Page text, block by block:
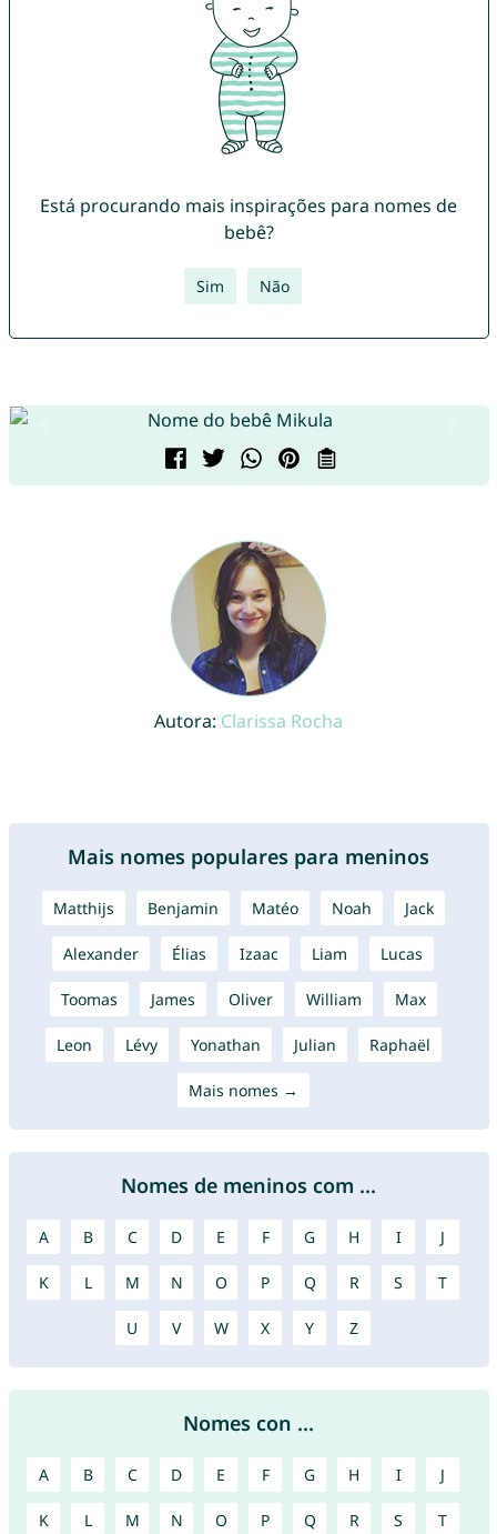
Está procurando mais inspirações para nomes de
bebê?
Sim Não
Autora: Clarissa Rocha
Mais nomes populares para meninos
Matthijs Benjamin Matéo Noah Jack
Alexander Élias Izaac Liam Lucas
Toomas James Oliver William Max
Leon Lévy Yonathan Julian Raphaël
Mais nomes →
Nomes de meninos com ...
A B C D E F G H I J
K L M N O P Q R S T
U V W X Y Z
Nomes con ...
A B C D E F G H I J
K L M N O P Q R S T